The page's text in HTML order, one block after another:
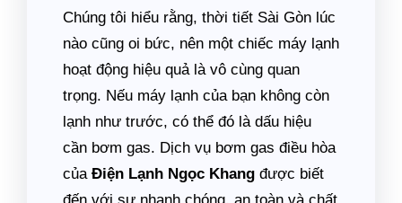
Chúng tôi hiểu rằng, thời tiết Sài Gòn lúc
nào cũng oi bức, nên một chiếc máy lạnh
hoạt động hiệu quả là vô cùng quan
trọng. Nếu máy lạnh của bạn không còn
lạnh như trước, có thể đó là dấu hiệu
cần bơm gas. Dịch vụ bơm gas điều hòa
của Điện Lạnh Ngọc Khang được biết